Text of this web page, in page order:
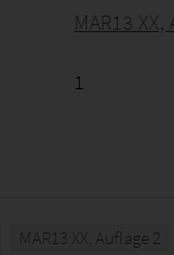
MAR13
1
MAR13 XX, Auflage 2